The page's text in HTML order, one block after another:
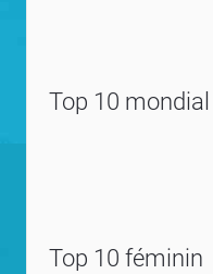
Top 10 mondial
Top 10 féminin